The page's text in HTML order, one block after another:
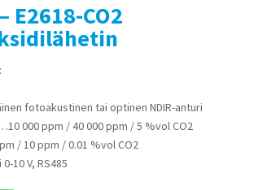
E2618-CO2
fotoakustinen tai optinen NDIR-anturi
000 ppm / 40 000 ppm / 5 %vol CO2
/ 10 ppm / 0.01 %vol CO2
10 V, RS485